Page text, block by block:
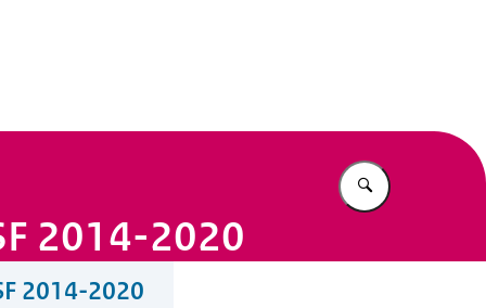
Vul in wat u
2014-2020
2014-2020